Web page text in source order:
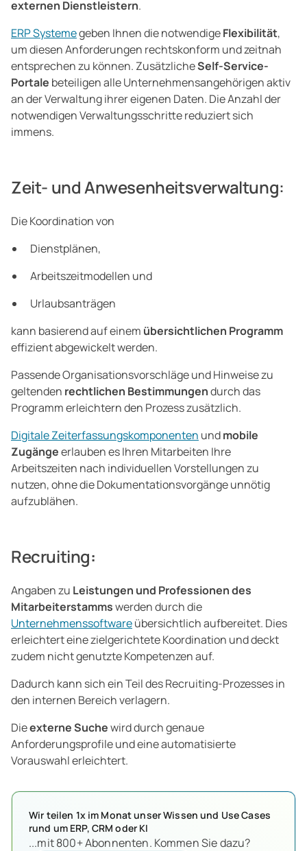
externen Dienstleistern.
ERP Systemegeben Ihnen die notwendigeFlexibilität,
um diesen Anforderungen rechtskonform und zeitnah
entsprechen zu können. ZusätzlicheSelf-Service-
Portale beteiligen alle Unternehmensangehörigen aktiv
an der Verwaltung ihrer eigenen Daten. Die Anzahl der
notwendigen Verwaltungsschritte reduziert sich
immens.
Zeit- und Anwesenheitsverwaltung:
Die Koordination von
Dienstplänen,
Arbeitszeitmodellen und
Urlaubsanträgen
kann basierend auf einem übersichtlichen Programm
effizient abgewickelt werden.
Passende Organisationsvorschläge und Hinweise zu
geltenden rechtlichen Bestimmungendurch das
Programm erleichtern den Prozess zusätzlich.
Digitale Zeiterfassungskomponenten undmobile
Zugängeerlauben es Ihren Mitarbeiten Ihre
Arbeitszeiten nach individuellen Vorstellungen zu
nutzen, ohne die Dokumentationsvorgänge unnötig
aufzublähen.
Recruiting:
Angaben zu Leistungen und Professionen des
Mitarbeiterstammswerden durch die
Unternehmenssoftwareübersichtlich aufbereitet. Dies
erleichtert eine zielgerichtete Koordination und deckt
zudem nicht genutzte Kompetenzen auf.
Dadurch kann sich ein Teil des Recruiting-Prozesses in
den internen Bereich verlagern.
Dieexterne Suchewird durch genaue
Anforderungsprofile und eine automatisierte
Vorauswahl erleichtert.
Wir teilen 1x im Monat unser Wissen und Use Cases
rund um ERP, CRM oder KI
...mit 800+ Abonnenten. Kommen Sie dazu?